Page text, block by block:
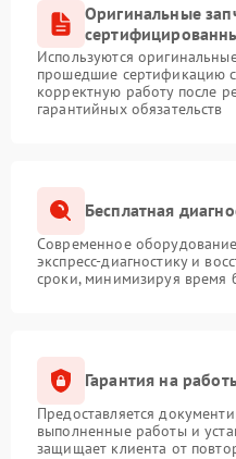
Оригинальные
Используются
прошедшие сертификацию
корректную работу после
гарантийных обязательств
Бесплатная
Современное
экспресс-диагностику и
сроки, минимизируя время
Гарантия на
Предоставляется
выполненные работы и
защищает клиента от